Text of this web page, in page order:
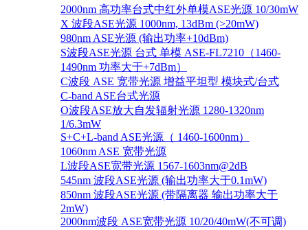
2000nm 高功率台式中红外单模ASE光源 10/30mW
X 波段ASE光源 1000nm, 13dBm (>20mW)
980nm ASE光源 (输出功率+10dBm)
S波段ASE光源 台式 单模 ASE-FL7210（1460-
1490nm 功率大于+7dBm）
C波段 ASE 宽带光源 增益平坦型 模块式/台式
C-band ASE台式光源
O波段ASE放大自发辐射光源 1280-1320nm
1/6.3mW
S+C+L-band ASE光源（ 1460-1600nm）
1060nm ASE 宽带光源
L波段ASE宽带光源 1567-1603nm@2dB
545nm 波段ASE光源 (输出功率大于0.1mW)
850nm 波段ASE光源 (带隔离器 输出功率大于
2mW)
2000nm波段 ASE宽带光源 10/20/40mW(不可调)